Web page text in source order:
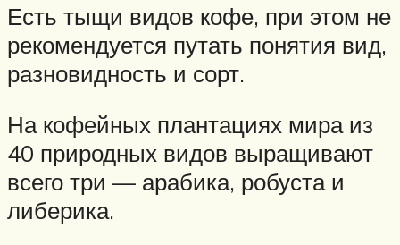
Есть тыщи видов кофе, при этом не
рекомендуется путать понятия вид,
разновидность и сорт.
На кофейных плантациях мира из
40 природных видов выращивают
всего три — арабика, робуста и
либерика.